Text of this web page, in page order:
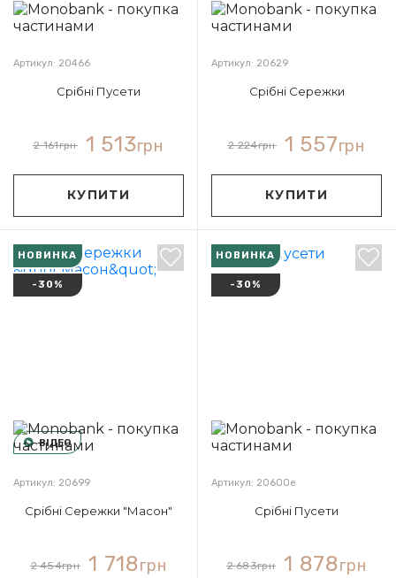
Артикул: 20466
Срібні Пусети
2 161грн 1 513грн
КУПИТИ
Артикул: 20629
Срібні Сережки
2 224грн 1 557грн
КУПИТИ
НОВИНКА
-30%
ВІДЕО
Артикул: 20699
Срібні Сережки "Масон"
2 454грн 1 718грн
НОВИНКА
-30%
Артикул: 20600e
Срібні Пусети
2 683грн 1 878грн